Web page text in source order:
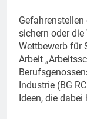
sichern oder
Wettbewerb für
Arbeit
Industrie (BG
Ideen, die